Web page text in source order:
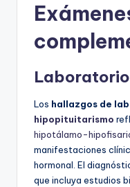
Laboratorio
Los hallazgos de
hipopituitarismo
hipotálamo-
manifestaciones
hormonal. El
que incluya estudios